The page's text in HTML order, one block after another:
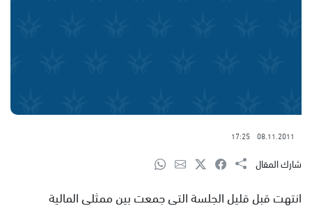
08.11.2011
17:25
شارك المقال
انتهت قبل قليل الجلسة التي جمعت بين ممثلي المالية